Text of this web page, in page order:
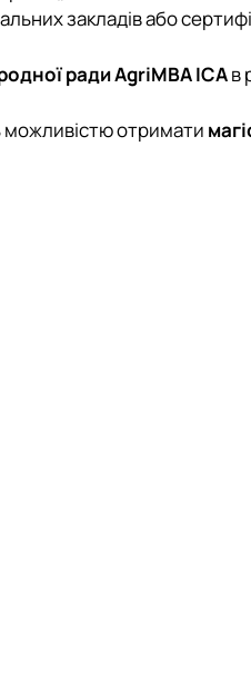
закладів або
ради AgriМВА ІСАв
можливістю отримати